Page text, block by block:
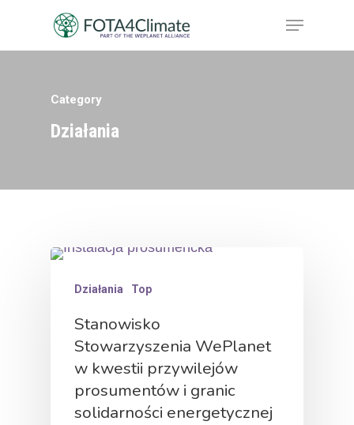
Hit enter to search or ESC to close
Category
Działania
Działania Top
Stanowisko
Stowarzyszenia WePlanet
w kwestii przywilejów
prosumentów i granic
solidarności energetycznej